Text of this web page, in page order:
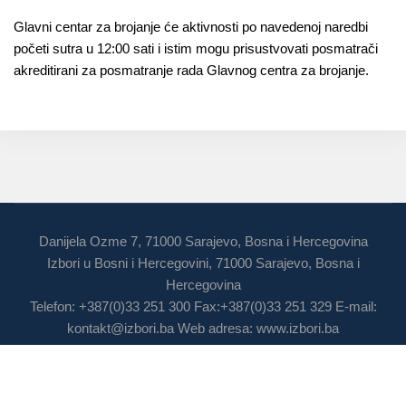
Glavni centar za brojanje će aktivnosti po navedenoj naredbi
početi sutra u 12:00 sati i istim mogu prisustvovati posmatrači
akreditirani za posmatranje rada Glavnog centra za brojanje.
Danijela Ozme 7, 71000 Sarajevo, Bosna i Hercegovina
Izbori u Bosni i Hercegovini, 71000 Sarajevo, Bosna i
Hercegovina
Telefon: +387(0)33 251 300 Fax:+387(0)33 251 329 E-mail:
kontakt@izbori.ba Web adresa: www.izbori.ba